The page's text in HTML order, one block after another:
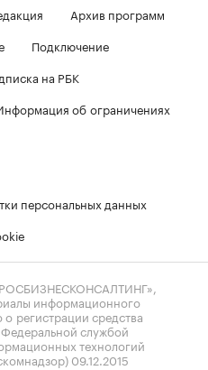
Архив программ
Подключение
на РБК
об ограничениях
персональных данных
информационного
о регистрации средства
службой
технологий
09.12.2015